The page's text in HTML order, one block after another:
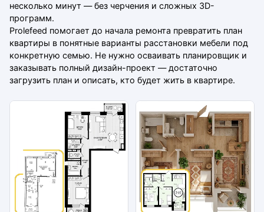
несколько минут — без черчения и сложных 3D-
программ.
Prolefeed помогает до начала ремонта превратить план
квартиры в понятные варианты расстановки мебели под
конкретную семью. Не нужно осваивать планировщик и
заказывать полный дизайн-проект — достаточно
загрузить план и описать, кто будет жить в квартире.